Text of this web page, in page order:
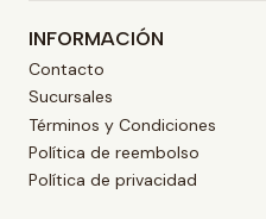
INFORMACIÓN
Contacto
Sucursales
Términos y Condiciones
Política de reembolso
Política de privacidad